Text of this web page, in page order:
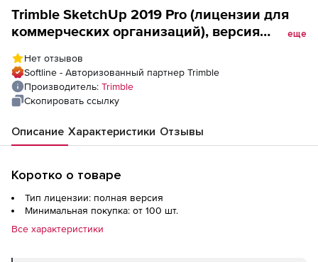
Trimble SketchUp 2019 Pro (лицензии для
коммерческих организаций), версия
еще
Нет отзывов
Softline - Авторизованный партнер Trimble
Производитель: Trimble
Скопировать ссылку
Описание Характеристики Отзывы
Коротко о товаре
Тип лицензии: полная версия
Минимальная покупка: от 100 шт.
Все характеристики